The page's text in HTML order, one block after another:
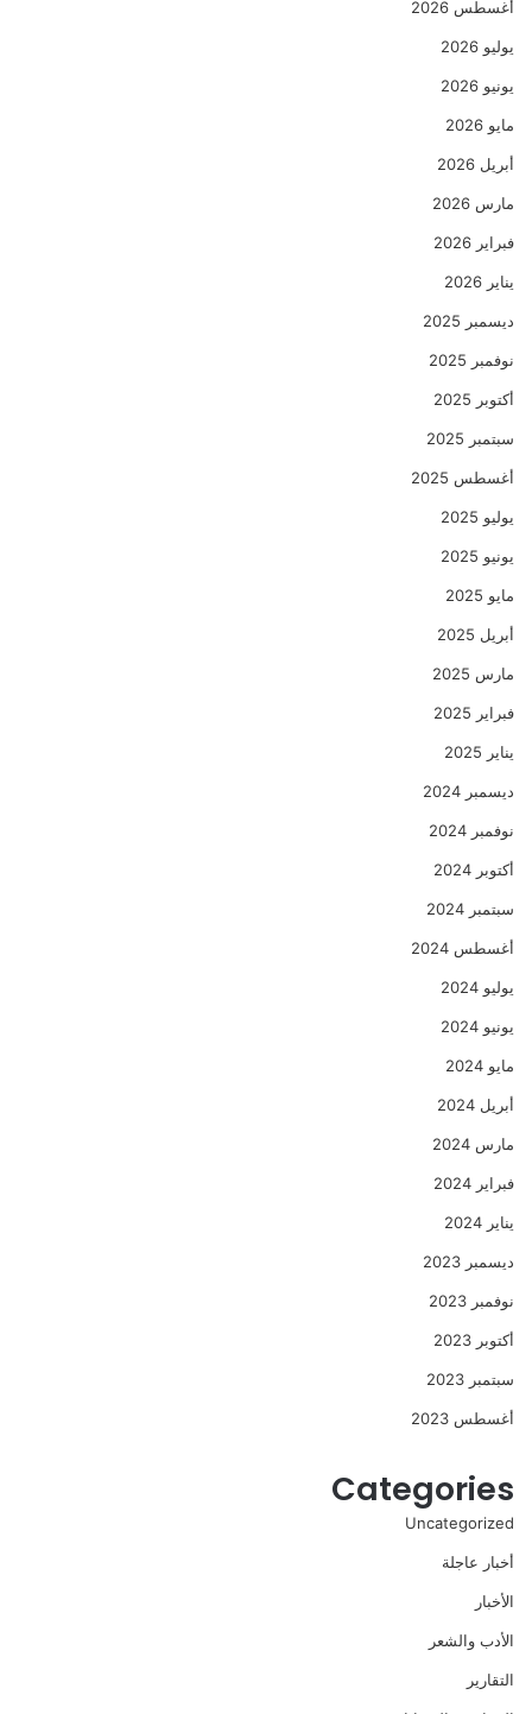
أغسطس 2026
يوليو 2026
يونيو 2026
مايو 2026
أبريل 2026
مارس 2026
فبراير 2026
يناير 2026
ديسمبر 2025
نوفمبر 2025
أكتوبر 2025
سبتمبر 2025
أغسطس 2025
يوليو 2025
يونيو 2025
مايو 2025
أبريل 2025
مارس 2025
فبراير 2025
يناير 2025
ديسمبر 2024
نوفمبر 2024
أكتوبر 2024
سبتمبر 2024
أغسطس 2024
يوليو 2024
يونيو 2024
مايو 2024
أبريل 2024
مارس 2024
فبراير 2024
يناير 2024
ديسمبر 2023
نوفمبر 2023
أكتوبر 2023
سبتمبر 2023
أغسطس 2023
Categories
Uncategorized
أخبار عاجلة
الأخبار
الأدب والشعر
التقارير